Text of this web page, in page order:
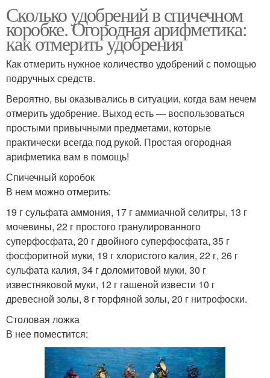
Сколько удобрений в спичечном
коробке. Огородная арифметика:
как отмерить удобрения
Как отмерить нужное количество удобрений с помощью
подручных средств.
Вероятно, вы оказывались в ситуации, когда вам нечем
отмерить удобрение. Выход есть — воспользоваться
простыми привычными предметами, которые
практически всегда под рукой. Простая огородная
арифметика вам в помощь!
Спичечный коробок
В нем можно отмерить:
19 г сульфата аммония, 17 г аммиачной селитры, 13 г
мочевины, 22 г простого гранулированного
суперфосфата, 20 г двойного суперфосфата, 35 г
фосфоритной муки, 19 г хлористого калия, 22 г, 26 г
сульфата калия, 34 г доломитовой муки, 30 г
известняковой муки, 12 г гашеной извести 10 г
древесной золы, 8 г торфяной золы, 20 г нитрофоски.
Столовая ложка
В нее поместится: